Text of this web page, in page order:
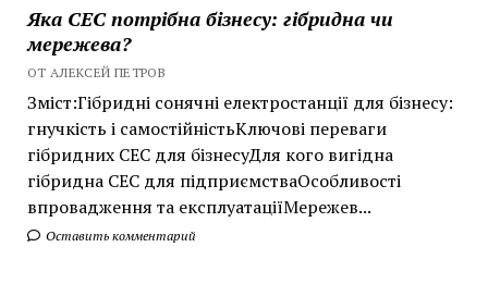
Яка СЕС потрібна бізнесу: гібридна чи
мережева?
ОТ АЛЕКСЕЙ ПЕТРОВ
Зміст:Гібридні сонячні електростанції для бізнесу:
гнучкість і самостійністьКлючові переваги
гібридних СЕС для бізнесуДля кого вигідна
гібридна СЕС для підприємстваОсобливості
впровадження та експлуатаціїМережев...
Оставить комментарий